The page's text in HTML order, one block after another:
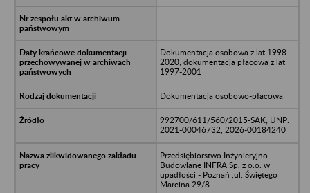
Dokumentacja osobowa z lat 1998-
2020; dokumentacja płacowa z lat
1997-2001
Dokumentacja osobowo-płacowa
992700/611/560/2015-SAK; UNP:
2021-00046732, 2026-00184240
Przedsiębiorstwo Inżynieryjno-
Budowlane INFRA Sp. z o.o. w
upadłości - Poznań ,ul. Świętego
Marcina 29/8